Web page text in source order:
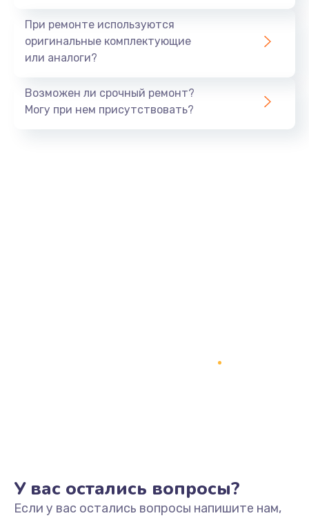
При ремонте используются
оригинальные комплектующие
или аналоги?
Возможен ли срочный ремонт?
Могу при нем присутствовать?
У вас остались вопросы?
Если у вас остались вопросы напишите нам,